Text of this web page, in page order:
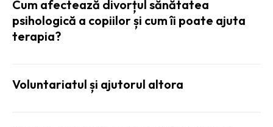
Cum afectează divorțul sănătatea
psihologică a copiilor și cum îi poate ajuta
terapia?
Voluntariatul și ajutorul altora